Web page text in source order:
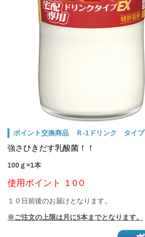
ポイント交換商品 Ｒ-1ドリンク タイプ
強さひきだす乳酸菌！！
100ｇ×1本
使用ポイント １0０
１０日前後のお届けとなります。
※ご注文の上限は月に5本までとなります。